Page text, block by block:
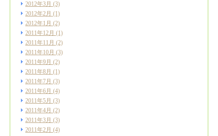
2012年3月 (3)
2012年2月 (1)
2012年1月 (2)
2011年12月 (1)
2011年11月 (2)
2011年10月 (3)
2011年9月 (2)
2011年8月 (1)
2011年7月 (3)
2011年6月 (4)
2011年5月 (3)
2011年4月 (2)
2011年3月 (3)
2011年2月 (4)